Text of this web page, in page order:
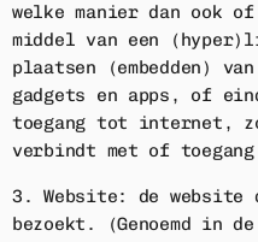
welke manier dan ook
middel van een
plaatsen (embedden)
gadgets en apps, of
toegang tot internet,
verbindt met of
3. Website: de
bezoekt. (Genoemd in